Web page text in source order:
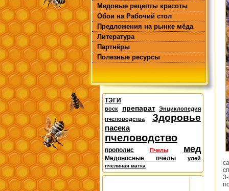
Медовые рецепты красоты
Обои на Рабочий стол
Предложения на рынке мёда
Литература
Партнёры
Полезные ресурсы
ТЭГИ
воск препарат
Энциклопедия
пчеловодства
Здоровье
пасека
пчеловодство
прополис Пчелы мед
Медоносные пчёлы улей
пчелиная матка